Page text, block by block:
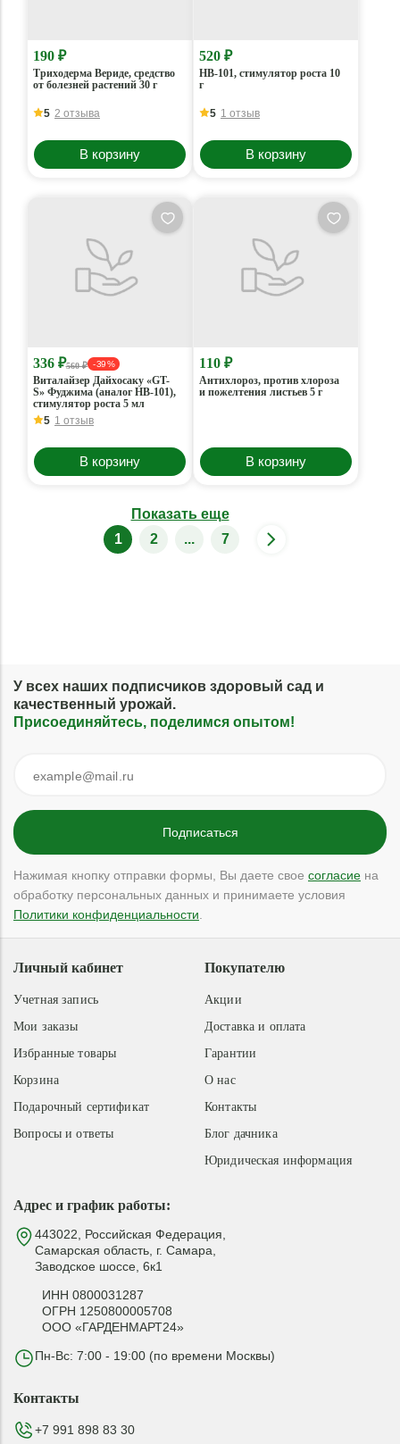
190 ₽
Триходерма Вериде, средство
от болезней растений 30 г
5 2 отзыва
В корзину
520 ₽
НВ-101, стимулятор роста 10
г
5 1 отзыв
В корзину
336 ₽560 ₽ - 39 %
Виталайзер Дайхосаку «GT-
S» Фуджима (аналог HB-101),
стимулятор роста 5 мл
5 1 отзыв
В корзину
110 ₽
Антихлороз, против хлороза
и пожелтения листьев 5 г
В корзину
Показать еще
1
2 ... 7
У всех наших подписчиков здоровый сад и
качественный урожай.
Присоединяйтесь, поделимся опытом!
Нажимая кнопку отправки формы, Вы даете свое согласие на
обработку персональных данных и принимаете условия
Политики конфиденциальности
Адрес и график работы:
443022, Российская Федерация,
Самарская область, г. Самара,
Заводское шоссе, 6к1
ИНН 0800031287
ОГРН 1250800005708
ООО «ГАРДЕНМАРТ24»
Пн-Вс: 7:00 - 19:00 (по времени Москвы)
Покупателю
Акции
Доставка и оплата
Гарантии
О нас
Контакты
Блог дачника
Юридическая информация
Личный кабинет
Учетная запись
Мои заказы
Избранные товары
Корзина
Подарочный сертификат
Вопросы и ответы
Контакты
+7 991 898 83 30